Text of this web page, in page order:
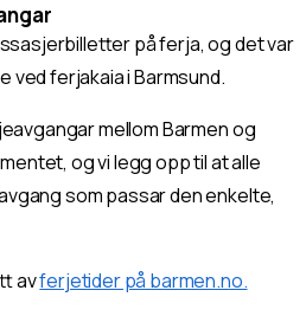
på ferja, og det var
ved ferjakaia i Barmsund.
mellom Barmen og
og vi legg opp til at alle
som passar den enkelte,
avferjetider på barmen.no.